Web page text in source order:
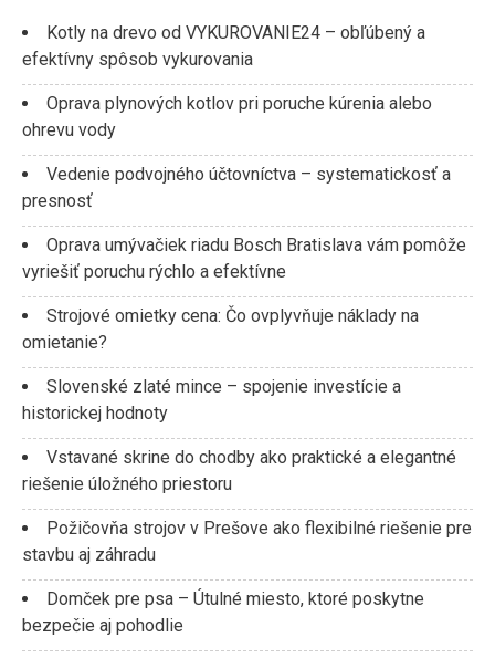
Kotly na drevo od VYKUROVANIE24 – obľúbený a
efektívny spôsob vykurovania
Oprava plynových kotlov pri poruche kúrenia alebo
ohrevu vody
Vedenie podvojného účtovníctva – systematickosť a
presnosť
Oprava umývačiek riadu Bosch Bratislava vám pomôže
vyriešiť poruchu rýchlo a efektívne
Strojové omietky cena: Čo ovplyvňuje náklady na
omietanie?
Slovenské zlaté mince – spojenie investície a
historickej hodnoty
Vstavané skrine do chodby ako praktické a elegantné
riešenie úložného priestoru
Požičovňa strojov v Prešove ako flexibilné riešenie pre
stavbu aj záhradu
Domček pre psa – Útulné miesto, ktoré poskytne
bezpečie aj pohodlie